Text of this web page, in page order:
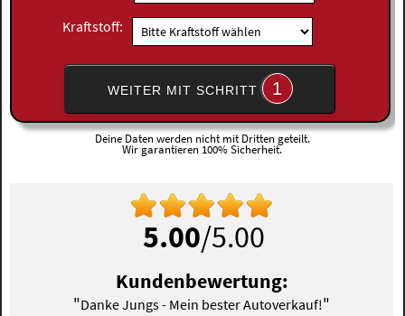
Kraftstoff:
WEITER MIT SCHRITT 1
Deine Daten werden nicht mit Dritten geteilt.
Wir garantieren 100% Sicherheit.
5.00/5.00
Kundenbewertung:
"Danke Jungs - Mein bester Autoverkauf!"